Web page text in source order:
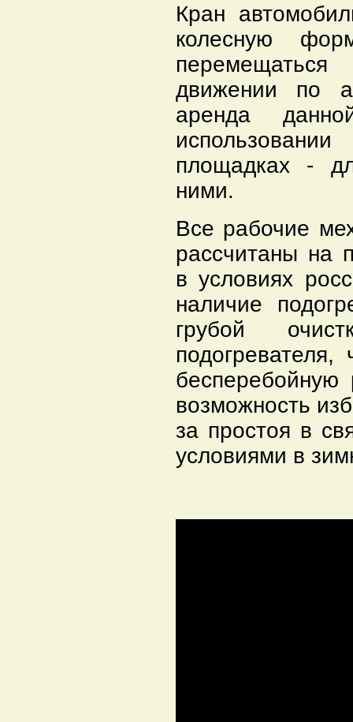
Кран
колесную
движении по
аренда
площадках -
ними.
Все рабочие
рассчитаны на
в условиях
наличие
грубой
подогревателя,
бесперебойную
возможность
за простоя в
условиями в